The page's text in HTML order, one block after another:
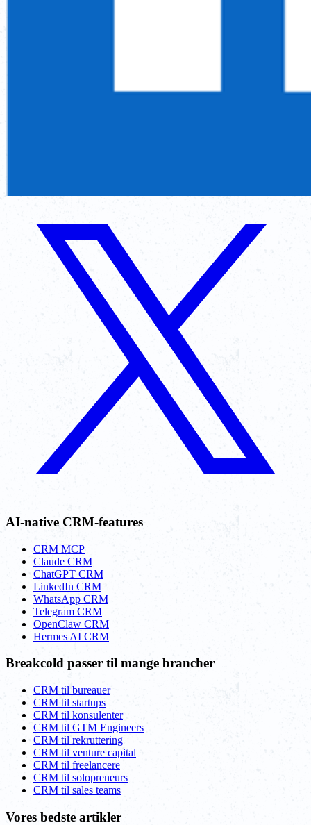
AI-native CRM-features
CRM MCP
Claude CRM
ChatGPT CRM
LinkedIn CRM
WhatsApp CRM
Telegram CRM
OpenClaw CRM
Hermes AI CRM
Breakcold passer til mange brancher
CRM til bureauer
CRM til startups
CRM til konsulenter
CRM til GTM Engineers
CRM til rekruttering
CRM til venture capital
CRM til freelancere
CRM til solopreneurs
CRM til sales teams
Vores bedste artikler